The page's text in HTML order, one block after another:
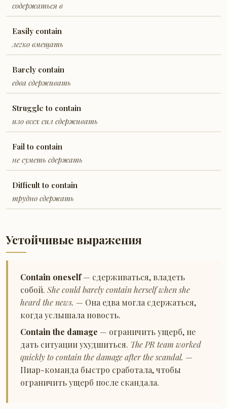
содержаться в
Easily contain
легко вмещать
Barely contain
едва сдерживать
Struggle to contain
изо всех сил сдерживать
Fail to contain
не суметь сдержать
Difficult to contain
трудно сдержать
Устойчивые выражения
Contain oneself— сдерживаться, владеть
собой. She could barely contain herself when she
heard the news. — Она едва могла сдержаться,
когда услышала новость.
Contain the damage — ограничить ущерб, не
дать ситуации ухудшиться. The PR team worked
quickly to contain the damage after the scandal. —
Пиар-команда быстро сработала, чтобы
ограничить ущерб после скандала.